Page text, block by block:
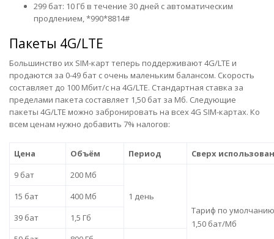
299 бат: 10 Гб в течение 30 дней с автоматическим
продлением, *990*8814#
Пакеты 4G/LTE
Большинство их SIM-карт теперь поддерживают 4G/LTE и
продаются за 0-49 бат с очень маленьким балансом. Скорость
составляет до 100 Мбит/с на 4G/LTE. Стандартная ставка за
пределами пакета составляет 1,50 бат за Мб. Следующие
пакеты 4G/LTE можно забронировать на всех 4G SIM-картах. Ко
всем ценам нужно добавить 7% налогов:
Цена Объём Период
Сверх
9 бат
200 Мб
1 день
Тариф по
1,50 бат/Мб
15 бат
400 Мб
39 бат
1,5 Гб